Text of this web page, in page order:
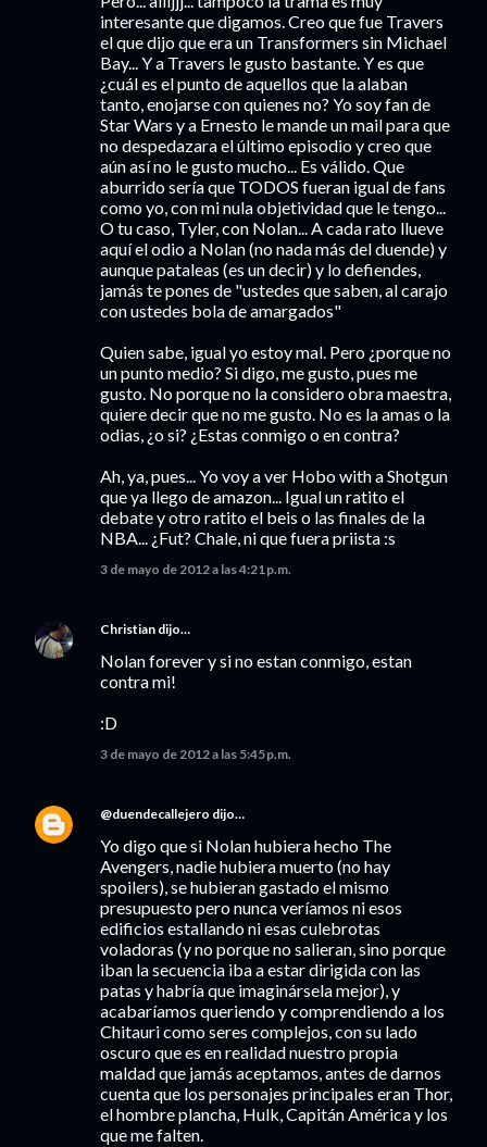
interesante que digamos. Creo que fue Travers
el que dijo que era un Transformers sin Michael
Bay... Y a Travers le gusto bastante. Y es que
¿cuál es el punto de aquellos que la alaban
tanto, enojarse con quienes no? Yo soy fan de
Star Wars y a Ernesto le mande un mail para que
no despedazara el último episodio y creo que
aún así no le gusto mucho... Es válido. Que
aburrido sería que TODOS fueran igual de fans
como yo, con mi nula objetividad que le tengo...
O tu caso, Tyler, con Nolan... A cada rato llueve
aquí el odio a Nolan (no nada más del duende) y
aunque pataleas (es un decir) y lo defiendes,
jamás te pones de "ustedes que saben, al carajo
con ustedes bola de amargados"
Quien sabe, igual yo estoy mal. Pero ¿porque no
un punto medio? Si digo, me gusto, pues me
gusto. No porque no la considero obra maestra,
quiere decir que no me gusto. No es la amas o la
odias, ¿o si? ¿Estas conmigo o en contra?
Ah, ya, pues... Yo voy a ver Hobo with a Shotgun
que ya llego de amazon... Igual un ratito el
debate y otro ratito el beis o las finales de la
NBA... ¿Fut? Chale, ni que fuera priista :s
3 de mayo de 2012 a las 4:21 p.m.
Christian dijo…
Nolan forever y si no estan conmigo, estan
contra mi!
:D
3 de mayo de 2012 a las 5:45 p.m.
@duendecallejero dijo…
Yo digo que si Nolan hubiera hecho The
Avengers, nadie hubiera muerto (no hay
spoilers), se hubieran gastado el mismo
presupuesto pero nunca veríamos ni esos
edificios estallando ni esas culebrotas
voladoras (y no porque no salieran, sino porque
iban la secuencia iba a estar dirigida con las
patas y habría que imaginársela mejor), y
acabaríamos queriendo y comprendiendo a los
Chitauri como seres complejos, con su lado
oscuro que es en realidad nuestro propia
maldad que jamás aceptamos, antes de darnos
cuenta que los personajes principales eran Thor,
el hombre plancha, Hulk, Capitán América y los
que me falten.